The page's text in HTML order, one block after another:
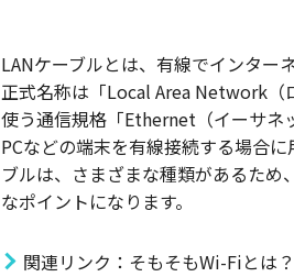
LANケーブルとは、有線でインター
正式名称は「Local Area Network（
使う通信規格「Ethernet（イーサネ
PCなどの端末を有線接続する場合
ブルは、さまざまな種類があるた
なポイントになります。
関連リンク：そもそもWi-Fiとは